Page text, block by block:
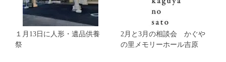
１月13日に人形・遺品供養
祭
2月と3月の相談会 かぐや
の里メモリーホール吉原